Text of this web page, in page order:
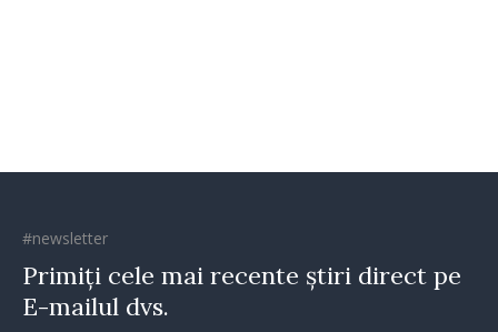
#newsletter
Primiți cele mai recente știri direct pe
E-mailul dvs.